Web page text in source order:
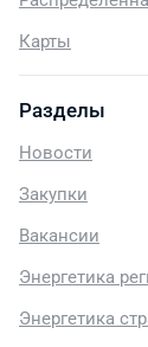
Карты
Разделы
Новости
Закупки
Вакансии
Энергетика
Энергетика